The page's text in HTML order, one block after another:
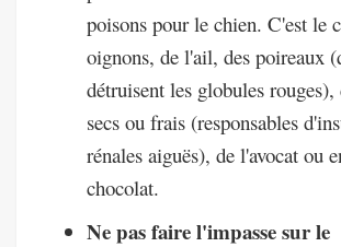
poisons pour le chien. C'est le
oignons, de l'ail, des poireaux
détruisent les globules rouges),
secs ou frais (responsables
rénales aiguës), de l'avocat ou
chocolat.
Ne pas faire l'impasse sur le